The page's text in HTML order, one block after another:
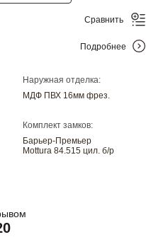
Наружная отделка:
МДФ ПВХ 16мм фрез.
Комплект замков:
Барьер-Премьер
Mottura 84.515 цил. б/р
Сравнить
Подробнее